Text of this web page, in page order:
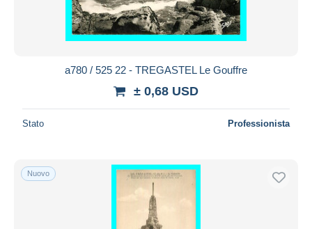
a780 / 525 22 - TREGASTEL Le Gouffre
± 0,68 USD
Stato Professionista
Nuovo